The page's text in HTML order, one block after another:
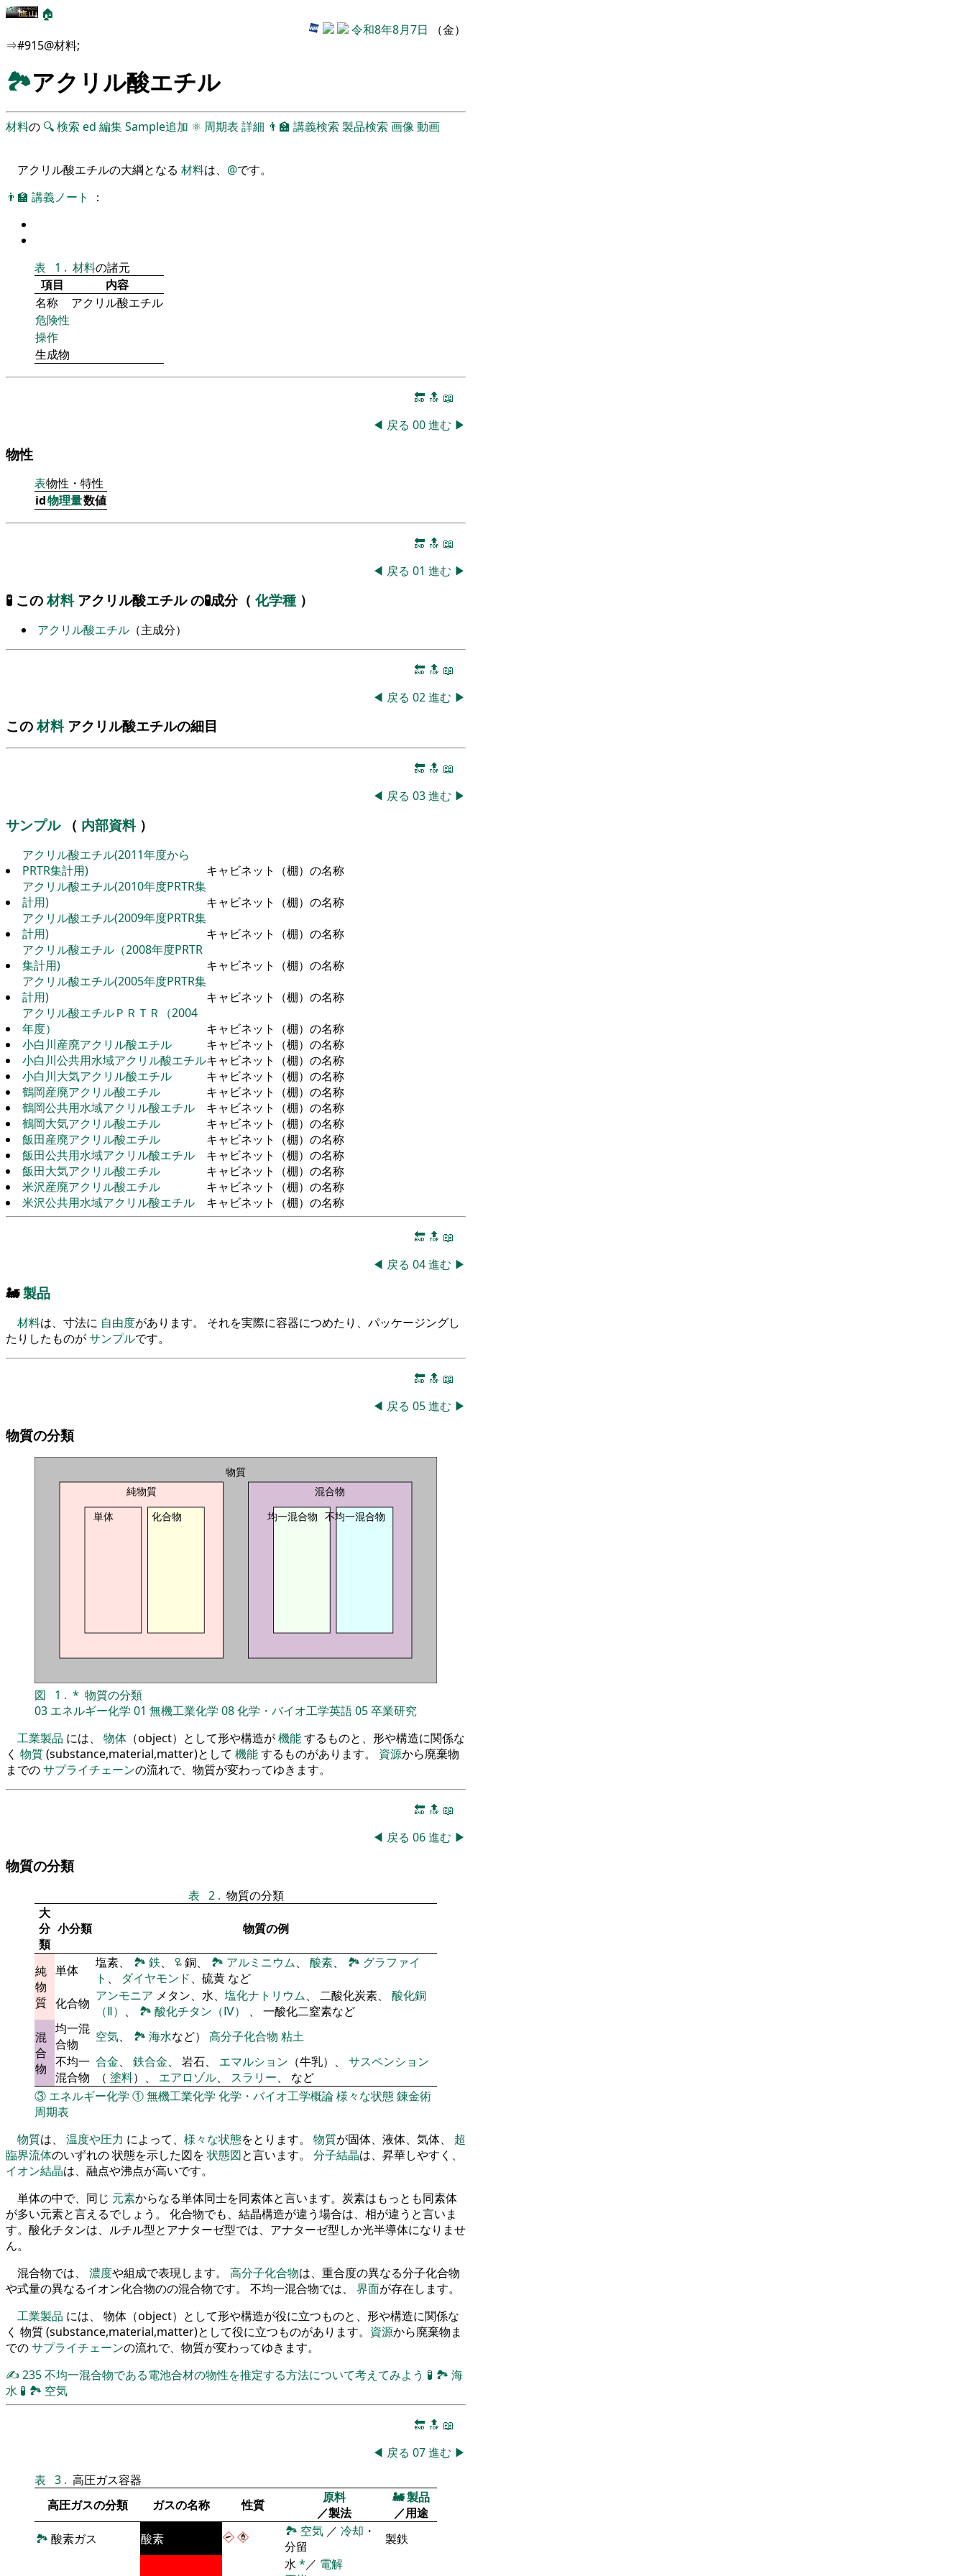
🏠
令和8年8月7日 （金）
⇒#915@材料;
🏞アクリル酸エチル
材料の 🔍検索 ed 編集Sample追加 ⚛ 周期表 詳細 👨‍🏫 講義検索 製品検索 画像動画
アクリル酸エチルの大綱となる 材料は、 @です。
👨‍🏫 講義ノート ：
表 1 . 材料の諸元
項目
内容
名称
アクリル酸エチル
危険性
操作
生成物
🔚 🔝 📖
◀ 戻る 00進む ▶
物性
表物性・特性
id物理量数値
🔚 🔝 📖
◀ 戻る 01 進む ▶
🧪 この材料 アクリル酸エチル の🧪成分（ 化学種 ）
アクリル酸エチル （主成分）
🔚 🔝 📖
◀ 戻る 02進む ▶
この材料 アクリル酸エチルの細目
🔚 🔝 📖
◀ 戻る 03進む ▶
サンプル （ 内部資料 ）
アクリル酸エチル(2011年度から
PRTR集計用)
キャビネット（棚）の名称
アクリル酸エチル(2010年度PRTR集
計用)
キャビネット（棚）の名称
アクリル酸エチル(2009年度PRTR集
計用)
キャビネット（棚）の名称
アクリル酸エチル（2008年度PRTR
集計用)
キャビネット（棚）の名称
アクリル酸エチル(2005年度PRTR集
計用)
キャビネット（棚）の名称
アクリル酸エチルＰＲＴＲ（2004
年度）
キャビネット（棚）の名称
小白川産廃アクリル酸エチル
キャビネット（棚）の名称
小白川公共用水域アクリル酸エチルキャビネット（棚）の名称
小白川大気アクリル酸エチル
キャビネット（棚）の名称
鶴岡産廃アクリル酸エチル
キャビネット（棚）の名称
鶴岡公共用水域アクリル酸エチル
キャビネット（棚）の名称
鶴岡大気アクリル酸エチル
キャビネット（棚）の名称
飯田産廃アクリル酸エチル
キャビネット（棚）の名称
飯田公共用水域アクリル酸エチル
キャビネット（棚）の名称
飯田大気アクリル酸エチル
キャビネット（棚）の名称
米沢産廃アクリル酸エチル
キャビネット（棚）の名称
米沢公共用水域アクリル酸エチル
キャビネット（棚）の名称
🔚 🔝 📖
◀ 戻る 04進む ▶
🚂製品
材料は、寸法に 自由度があります。 それを実際に容器につめたり、パッケージングし
たりしたものがサンプルです。
🔚 🔝 📖
◀ 戻る 05進む ▶
物質の分類
物質
純物質
単体
化合物
混合物
均一混合物 不均一混合物
図 1 . * 物質の分類
03 エネルギー化学 01 無機工業化学 08化学・バイオ工学英語05卒業研究
工業製品 には、 物体 （object）として形や構造が機能するものと、形や構造に関係な
く 物質(substance,material,matter)として 機能するものがあります。 資源から廃棄物
までのサプライチェーンの流れで、物質が変わってゆきます。
🔚 🔝 📖
◀ 戻る 06進む ▶
物質の分類
表 2 . 物質の分類
大
分
類
小分類 物質の例
純
物
質
単体 塩素、 🏞 鉄、 🜠銅、 🏞 アルミニウム、 酸素、 🏞 グラファイ
ト 、 ダイヤモンド、硫黄 など
化合物 アンモニア メタン、水、 塩化ナトリウム、 二酸化炭素、 酸化銅
（Ⅱ） 、 🏞 酸化チタン（Ⅳ） 、 一酸化二窒素など
混
合
物
均一混
合物
空気、 🏞 海水など） 高分子化合物 粘土
不均一
混合物
合金、 鉄合金、 岩石、 エマルション （牛乳）、 サスペンション
（ 塗料）、 エアロゾル、 スラリー、 など
③ エネルギー化学 ①無機工業化学 化学・バイオ工学概論様々な状態錬金術
周期表
物質は、 温度や圧力 によって、 様々な状態をとります。 物質が固体、液体、気体、 超
臨界流体のいずれの 状態を示した図を 状態図と言います。 分子結晶は、昇華しやすく、
イオン結晶は、融点や沸点が高いです。
単体の中で、同じ 元素からなる単体同士を同素体と言います。炭素はもっとも同素体
が多い元素と言えるでしょう。 化合物でも、結晶構造が違う場合は、相が違うと言いま
す。酸化チタンは、ルチル型とアナターゼ型では、アナターゼ型しか光半導体になりませ
ん。
混合物では、 濃度や組成で表現します。 高分子化合物は、重合度の異なる分子化合物
や式量の異なるイオン化合物のの混合物です。 不均一混合物では、 界面が存在します。
工業製品 には、 物体（object）として形や構造が役に立つものと、形や構造に関係な
く 物質 (substance,material,matter)として役に立つものがあります。 資源から廃棄物ま
でのサプライチェーンの流れで、物質が変わってゆきます。
✍ 235不均一混合物である電池合材の物性を推定する方法について考えてみよう 🧪 🏞 海
水 🧪 🏞 空気
🔚 🔝 📖
◀ 戻る 07進む ▶
表 3 . 高圧ガス容器
高圧ガスの分類
ガスの名称 性質
原料
／製法
🚂 製品
／用途
🏞 酸素ガス 酸素 🏞 空気 ／ 冷却 ・
分留
製鉄
水 *／ 電解